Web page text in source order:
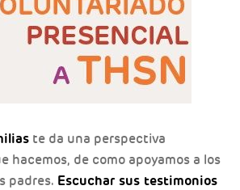
te da una perspectiva
hacemos, de como apoyamos a los
padres. Escuchar sus testimonios